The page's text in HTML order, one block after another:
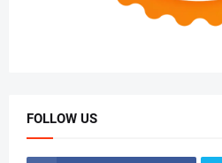
FOLLOW US